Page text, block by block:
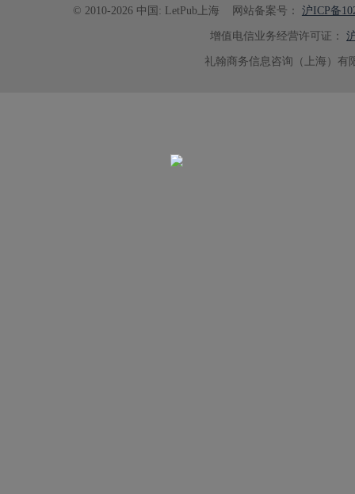
© 2010-2026 中国: LetPub上海 网站备案号： 沪ICP备
增值电信业务经营许可证：
礼翰商务信息咨询（上海）